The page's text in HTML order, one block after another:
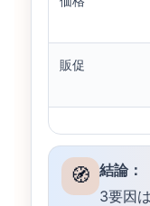
販促
🧭 結論：
3要因